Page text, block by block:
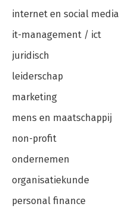
internet en social media
it-management / ict
juridisch
leiderschap
marketing
mens en maatschappij
non-profit
ondernemen
organisatiekunde
personal finance